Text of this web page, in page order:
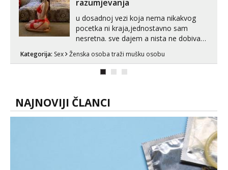
razumjevanja
u dosadnoj vezi koja nema nikakvog
pocetka ni kraja,jednostavno sam
nesretna. sve dajem a nista ne dobivam
zadovoljiti moje potrebe,ne trazim puno
samo malo njeznosti i razumjevanja.
muskar...
Kategorija: Sex Ženska osoba traži mušku osobu
NAJNOVIJI ČLANCI